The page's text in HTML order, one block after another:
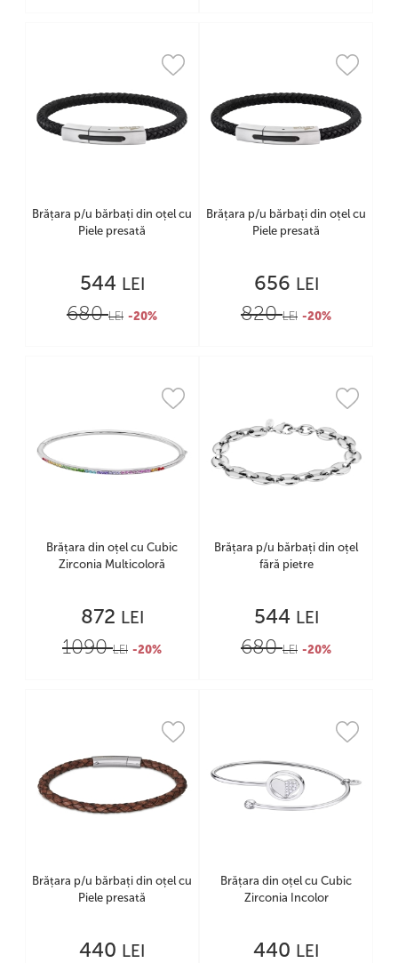
Brățara p/u bărbați din oțel cu
Piele presată
544 LEI
680LEI -20%
Brățara p/u bărbați din oțel cu
Piele presată
656 LEI
820LEI -20%
Brățara din oțel cu Cubic
Zirconia Multicoloră
872 LEI
1090LEI -20%
Brățara p/u bărbați din oțel
fără pietre
544 LEI
680LEI -20%
Brățara p/u bărbați din oțel cu
Piele presată
440 LEI
Brățara din oțel cu Cubic
Zirconia Incolor
440 LEI